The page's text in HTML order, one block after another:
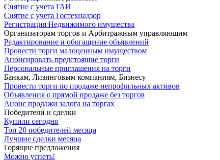
Снятие с учета ГАИ
Снятие с учета Гостехнадзор
Регистрация Недвижимого имущества
Организаторам торгов и Арбитражным управляющим
Редактирование и обогащение объявлений
Провести торги малоценным имуществом
Анонсировать предстоящие торги
Персональные приглашения на торги
Банкам, Лизинговым компаниям, Бизнесу
Провести торги по продаже непрофильных активов
Объявления о прямой продаже без торгов
Анонс продажи залога на торгах
Победители и сделки
Купили сегодня
Топ 20 победителей месяца
Лучшие сделки месяца
Горящие предложения
Можно успеть!